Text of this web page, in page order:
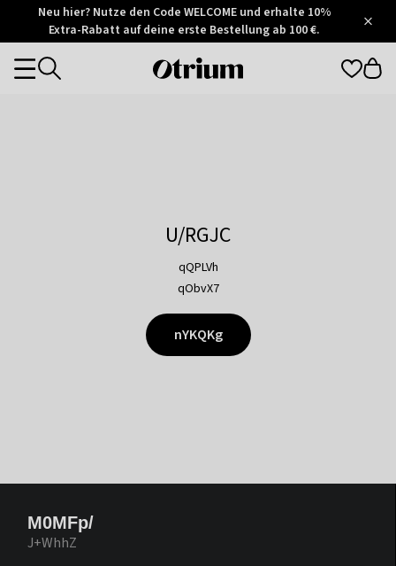
Otrium
Trustpilot
Neu hier? Nutze den Code WELCOME und erhalte 10%
Extra-Rabatt auf deine erste Bestellung ab 100 €.
Otrium
Categories
U/RGJC
qQPLVh
qObvX7
nYKQKg
M0MFp/
J+WhhZ